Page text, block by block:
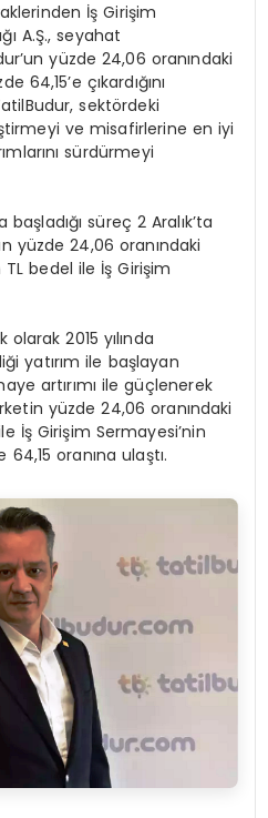
İş Girişim
A.Ş., seyahat
yüzde 24,06 oranındaki
64,15’e çıkardığını
sektördeki
ve misafirlerine en iyi
sürdürmeyi
süreç 2 Aralık’ta
yüzde 24,06 oranındaki
bedel ile İş Girişim
2015 yılında
yatırım ile başlayan
artırımı ile güçlenerek
yüzde 24,06 oranındaki
İş Girişim Sermayesi’nin
64,15 oranına ulaştı.